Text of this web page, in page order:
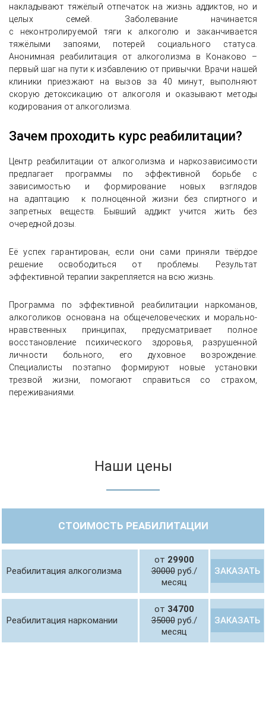
накладывают тяжёлый отпечаток на жизнь аддиктов, но и
целых семей. Заболевание начинается
с неконтролируемой тяги к алкоголю и заканчивается
тяжёлыми запоями, потерей социального статуса.
Анонимная реабилитация от алкоголизма в Конаково –
первый шаг на пути к избавлению от привычки. Врачи нашей
клиники приезжают на вызов за 40 минут, выполняют
скорую детоксикацию от алкоголя и оказывают методы
кодирования от алкоголизма.
Зачем проходить курс реабилитации?
Центр реабилитации от алкоголизма и наркозависимости
предлагает программы по эффективной борьбе с
зависимостью и формирование новых взглядов
на адаптацию к полноценной жизни без спиртного и
запретных веществ. Бывший аддикт учится жить без
очередной дозы.
Её успех гарантирован, если они сами приняли твёрдое
решение освободиться от проблемы. Результат
эффективной терапии закрепляется на всю жизнь.
Программа по эффективной реабилитации наркоманов,
алкоголиков основана на общечеловеческих и морально-
нравственных принципах, предусматривает полное
восстановление психического здоровья, разрушенной
личности больного, его духовное возрождение.
Специалисты поэтапно формируют новые установки
трезвой жизни, помогают справиться со страхом,
переживаниями.
Наши цены
СТОИМОСТЬ РЕАБИЛИТАЦИИ
Реабилитация алкоголизма
от 29900
30000руб./
месяц
ЗАКАЗАТЬ
Реабилитация наркомании
от 34700
35000руб./
месяц
ЗАКАЗАТЬ